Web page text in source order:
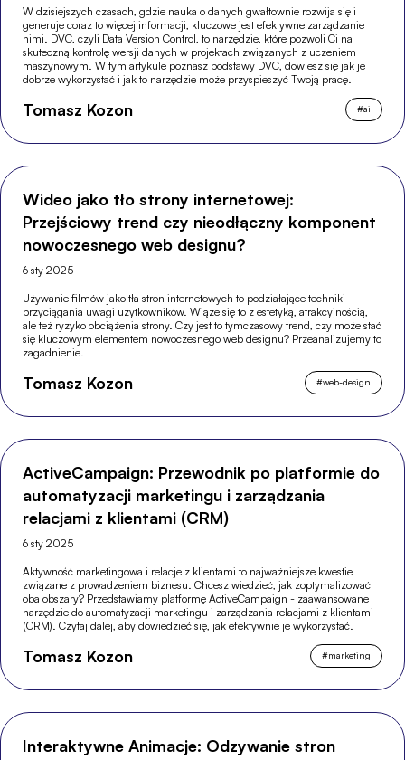
W dzisiejszych czasach, gdzie nauka o danych gwałtownie rozwija się i
generuje coraz to więcej informacji, kluczowe jest efektywne zarządzanie
nimi. DVC, czyli Data Version Control, to narzędzie, które pozwoli Ci na
skuteczną kontrolę wersji danych w projektach związanych z uczeniem
maszynowym. W tym artykule poznasz podstawy DVC, dowiesz się jak je
dobrze wykorzystać i jak to narzędzie może przyspieszyć Twoją pracę.
Tomasz Kozon #ai
Wideo jako tło strony internetowej:
Przejściowy trend czy nieodłączny komponent
nowoczesnego web designu?
6 sty 2025
Używanie filmów jako tła stron internetowych to podziałające techniki
przyciągania uwagi użytkowników. Wiąże się to z estetyką, atrakcyjnością,
ale też ryzyko obciążenia strony. Czy jest to tymczasowy trend, czy może stać
się kluczowym elementem nowoczesnego web designu? Przeanalizujemy to
zagadnienie.
Tomasz Kozon #web-design
ActiveCampaign: Przewodnik po platformie do
automatyzacji marketingu i zarządzania
relacjami z klientami (CRM)
6 sty 2025
Aktywność marketingowa i relacje z klientami to najważniejsze kwestie
związane z prowadzeniem biznesu. Chcesz wiedzieć, jak zoptymalizować
oba obszary? Przedstawiamy platformę ActiveCampaign - zaawansowane
narzędzie do automatyzacji marketingu i zarządzania relacjami z klientami
(CRM). Czytaj dalej, aby dowiedzieć się, jak efektywnie je wykorzystać.
Tomasz Kozon #marketing
Interaktywne Animacje: Odzywanie stron